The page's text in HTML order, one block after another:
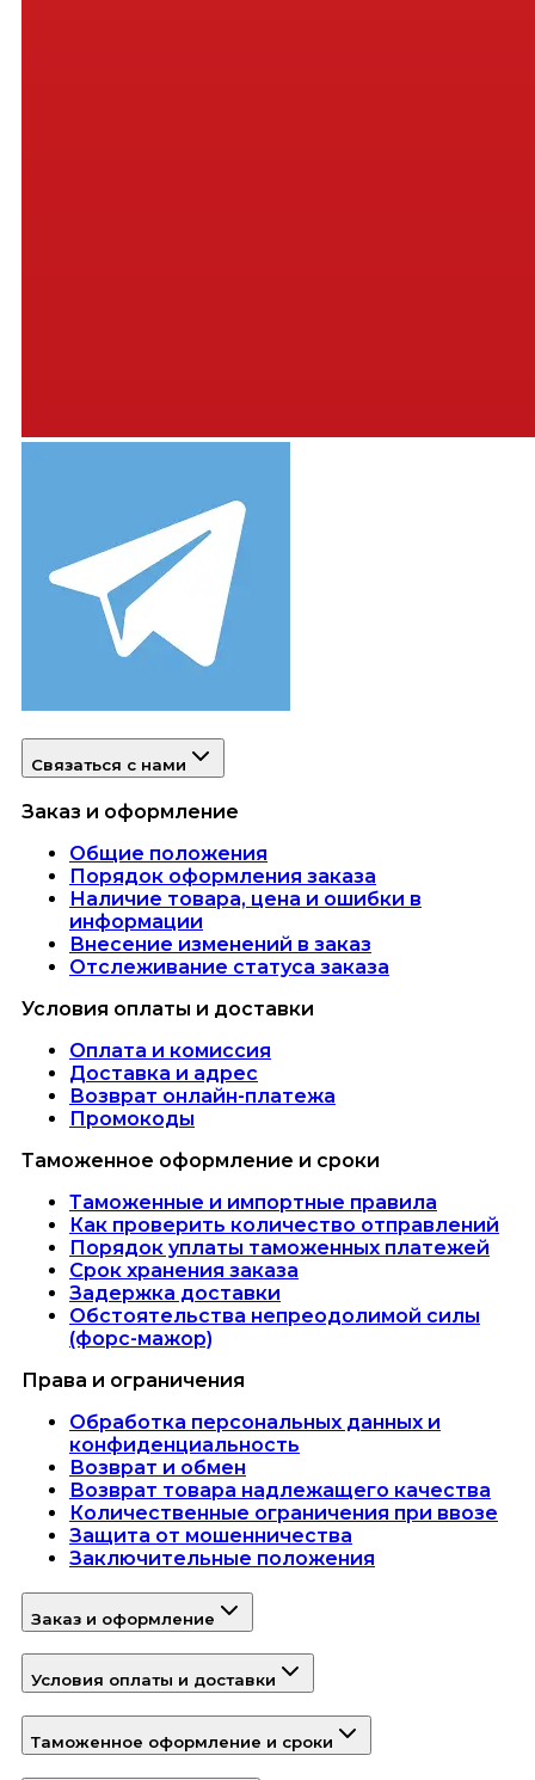
Связаться с нами
Заказ и оформление
Общие положения
Порядок оформления заказа
Наличие товара, цена и ошибки в
информации
Внесение изменений в заказ
Отслеживание статуса заказа
Условия оплаты и доставки
Оплата и комиссия
Доставка и адрес
Возврат онлайн-платежа
Промокоды
Таможенное оформление и сроки
Таможенные и импортные правила
Как проверить количество отправлений
Порядок уплаты таможенных платежей
Срок хранения заказа
Задержка доставки
Обстоятельства непреодолимой силы
(форс-мажор)
Права и ограничения
Обработка персональных данных и
конфиденциальность
Возврат и обмен
Возврат товара надлежащего качества
Количественные ограничения при ввозе
Защита от мошенничества
Заключительные положения
Заказ и оформление
Условия оплаты и доставки
Таможенное оформление и сроки